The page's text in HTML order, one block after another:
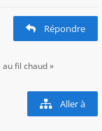
Répondre
au fil chaud »
Aller à